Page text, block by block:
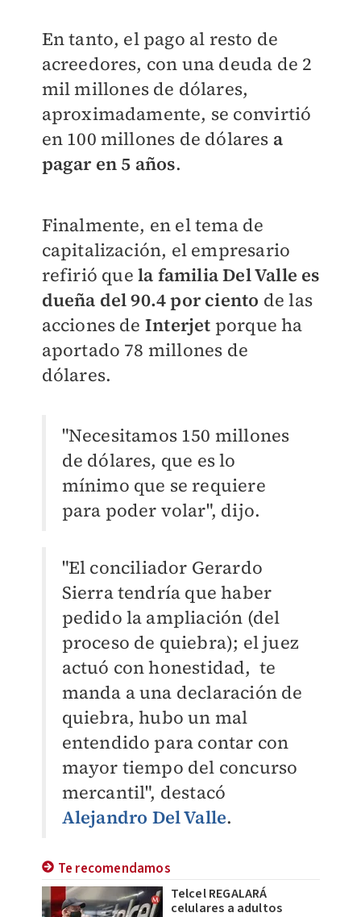
En tanto, el pago al resto de
acreedores, con una deuda de 2
mil millones de dólares,
aproximadamente, se convirtió
en 100 millones de dólares a
pagar en 5 años.
Finalmente, en el tema de
capitalización, el empresario
refirió que la familia Del Valle es
dueña del 90.4 por ciento de las
acciones de Interjet porque ha
aportado 78 millones de
dólares.
"Necesitamos 150 millones
de dólares, que es lo
mínimo que se requiere
para poder volar", dijo.
"El conciliador Gerardo
Sierra tendría que haber
pedido la ampliación (del
proceso de quiebra); el juez
actuó con honestidad, te
manda a una declaración de
quiebra, hubo un mal
entendido para contar con
mayor tiempo del concurso
mercantil", destacó
Alejandro Del Valle.
Te recomendamos
Telcel REGALARÁ
celulares a adultos